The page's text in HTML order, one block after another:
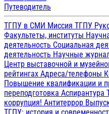
Путеводитель
ТГПУ в СМИ Миссия ТГПУ
Факультеты, институты
деятельность Социальная
деятельность Научные
Центр выставочной и
рейтингах Адреса/телефоны
Повышение квалификации и
переподготовка Аспирантура
коррупция! Антитеррор